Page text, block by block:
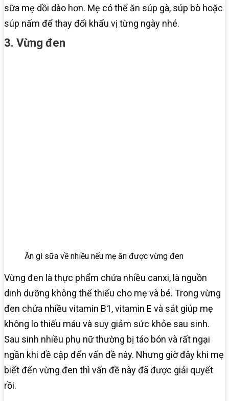
sữa mẹ dồi dào hơn. Mẹ có thể ăn súp gà, súp bò hoặc
súp nấm để thay đổi khẩu vị từng ngày nhé.
3. Vừng đen
Ăn gì sữa về nhiều nếu mẹ ăn được vừng đen
Vừng đen là thực phẩm chứa nhiều canxi, là nguồn
dinh dưỡng không thể thiếu cho mẹ và bé. Trong vừng
đen chứa nhiều vitamin B1, vitamin E và sắt giúp mẹ
không lo thiếu máu và suy giảm sức khỏe sau sinh.
Sau sinh nhiều phụ nữ thường bị táo bón và rất ngại
ngần khi đề cập đến vấn đề này. Nhưng giờ đây khi mẹ
biết đến vừng đen thì vấn đề này đã được giải quyết
rồi.